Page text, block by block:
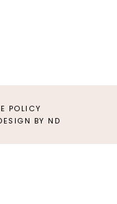
POLICY
BY ND